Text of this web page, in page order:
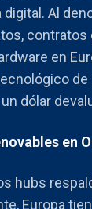
digital. Al
contratos
en
dólar
en
hubs
Europa